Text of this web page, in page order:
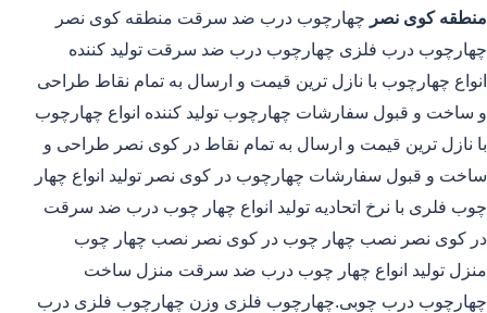
منطقه کوی نصر چهارچوب درب ضد سرقت منطقه کوی نصر
چهارچوب درب فلزی چهارچوب درب ضد سرقت تولید کننده
انواع چهارچوب با نازل ترین قیمت و ارسال به تمام نقاط طراحی
و ساخت و قبول سفارشات چهارچوب تولید کننده انواع چهارچوب
با نازل ترین قیمت و ارسال به تمام نقاط در کوی نصر طراحی و
ساخت و قبول سفارشات چهارچوب در کوی نصر تولید انواع چهار
چوب فلری با نرخ اتحادیه تولید انواع چهار چوب درب ضد سرقت
در کوی نصر نصب چهار چوب در کوی نصر نصب چهار چوب
منزل تولید انواع چهار چوب درب ضد سرقت منزل ساخت
چهارچوب درب چوبی.چهارچوب فلزی وزن چهارچوب فلزی درب